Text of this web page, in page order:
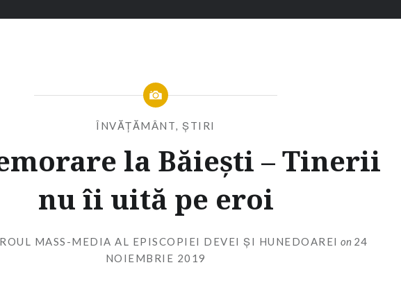
ÎNVĂȚĂMÂNT ,ȘTIRI
la Băiești – Tinerii
nu îi uită pe eroi
MASS-MEDIA AL EPISCOPIEI DEVEI ȘI HUNEDOAREI on 24
NOIEMBRIE 2019